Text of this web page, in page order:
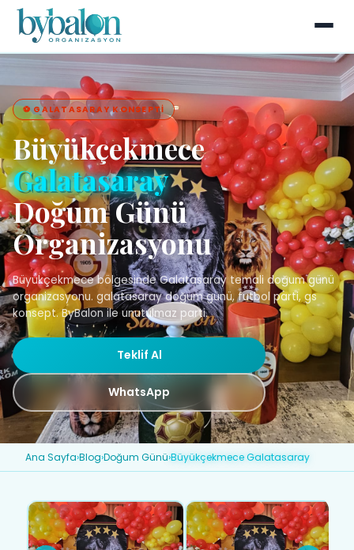
⚽ GALATASARAY KONSEPTI
Büyükçekmece
Galatasaray
Doğum Günü
Organizasyonu
Büyükçekmece bölgesinde Galatasaray temali doğum günü
organizasyonu. galatasaray doğum günü, futbol parti, gs
konsept. ByBalon ile unutulmaz parti.
Teklif Al
WhatsApp
Ana Sayfa›Blog›Doğum Günü›Büyükçekmece Galatasaray